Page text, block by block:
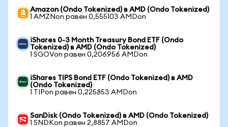
Amazon (Ondo Tokenized) в AMD (Ondo Tokenized)
1 AMZNon равен 0,555103 AMDon
iShares 0-3 Month Treasury Bond ETF (Ondo
Tokenized) в AMD (Ondo Tokenized)
1 SGOVon равен 0,206956 AMDon
iShares TIPS Bond ETF (Ondo Tokenized) в AMD
(Ondo Tokenized)
1 TIPon равен 0,225853 AMDon
SanDisk (Ondo Tokenized) в AMD (Ondo Tokenized)
1 SNDKon равен 2,8857 AMDon